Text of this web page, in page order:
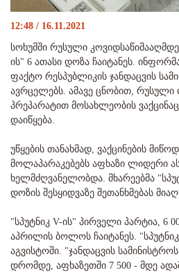
12:48 / 16.11.2021
სოხუმში რუსული
ის" 6 ათასი დოზა ჩაიტანეს.
ფაქტო რესპუბლიკის ჯანდაცვის
ავრცელებს. ამავე ცნობით, რუსული
პრეპარატით მოსახლეობის
დაიწყება.
უწყების თანახმად, ვაქცინების
მოლაპარაკებებს აფხაზი ლიდერი
ხელმძღვანელობდა. მხარეებმა
დოზის შესყიდვაზე შეთანხმებას
"სპუტნიკ V-ის" პირველი პარტია, 6
აპრილის ბოლოს ჩაიტანეს.
აგვისტოში. "ჯანდაცვის
დრომდე, აფხაზეთში 7 500 - მდე